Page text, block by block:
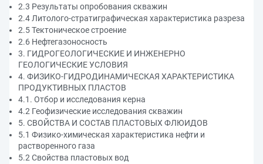
2.3 Результаты опробования скважин
2.4 Литолого-стратиграфическая характеристика разреза
2.5 Тектоническое строение
2.6 Нефтегазоносность
3. ГИДРОГЕОЛОГИЧЕСКИЕ И ИНЖЕНЕРНО
ГЕОЛОГИЧЕСКИЕ УСЛОВИЯ
4. ФИЗИКО-ГИДРОДИНАМИЧЕСКАЯ ХАРАКТЕРИСТИКА
ПРОДУКТИВНЫХ ПЛАСТОВ
4.1. Отбор и исследования керна
4.2 Геофизические исследования скважин
5. СВОЙСТВА И СОСТАВ ПЛАСТОВЫХ ФЛЮИДОВ
5.1 Физико-химическая характеристика нефти и
растворенного газа
5.2 Свойства пластовых вод